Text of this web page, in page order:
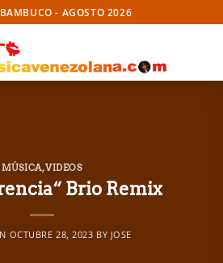
- AGOSTO 2026
MÚSICA,VIDEOS
Brio Remix
OCTUBRE 28, 2023 BY JOSE